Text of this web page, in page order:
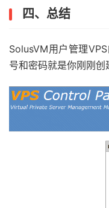
四、总结
SolusVM用户管理
号和密码就是你刚刚创